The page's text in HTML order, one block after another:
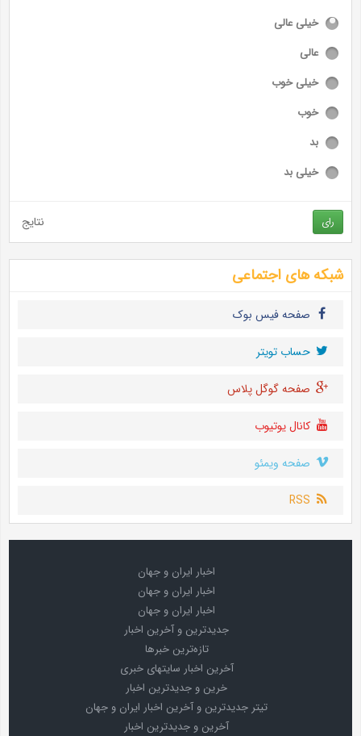
خیلی عالی
عالی
خیلی خوب
خوب
بد
خیلی بد
رای نتایج
شبکه های اجتماعی
صفحه فیس بوک
حساب تويتر
صفحه گوگل پلاس
کانال یوتیوب
صفحه ویمئو
RSS
اخبار ایران و جهان
اخبار ایران و جهان
اخبار ایران و جهان
جدیدترین و آخرین اخبار
تازه‌ترین خبرها
آخرین اخبار سایتهای خبری
خرین و جدیدترین اخبار
تیتر جدیدترین و آخرین اخبار ایران و جهان
آخرین و جدیدترین اخبار